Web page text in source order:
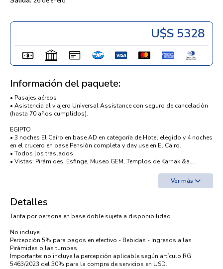
U$s 5328
Información del paquete:
• Pasajes aéreos
• Asistencia al viajero Universal Assistance con seguro de cancelación
(hasta 70 años cumplidos).
EGIPTO
• 3 noches El Cairo en base AD en categoría de Hotel elegido y 4 noches
en el crucero en base Pensión completa y day use en El Cairo.
• Todos los traslados.
• Vistas: Pirámides, Esfinge, Museo GEM, Templos de Karnak &a...
Ver más
Detalles
Tarifa por persona en base doble sujeta a disponibilidad
No incluye:
Percepción 5% para pagos en efectivo - Bebidas - Ingresos a las
Pirámides o las tumbas
Importante: no incluye la percepción aplicable según artículo RG
5463/2023 del 30% para la compra de servicios en USD.